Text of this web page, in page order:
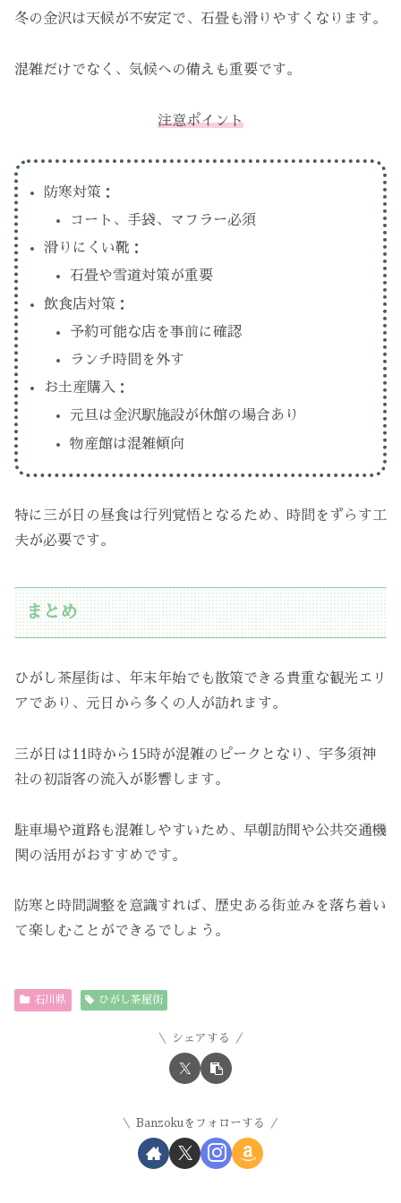
冬の金沢は天候が不安定で、石畳も滑りやすくなります。
混雑だけでなく、気候への備えも重要です。
注意ポイント
防寒対策：
コート、手袋、マフラー必須
滑りにくい靴：
石畳や雪道対策が重要
飲食店対策：
予約可能な店を事前に確認
ランチ時間を外す
お土産購入：
元旦は金沢駅施設が休館の場合あり
物産館は混雑傾向
特に三が日の昼食は行列覚悟となるため、時間をずらす工
夫が必要です。
まとめ
ひがし茶屋街は、年末年始でも散策できる貴重な観光エリ
アであり、元日から多くの人が訪れます。
三が日は11時から15時が混雑のピークとなり、宇多須神
社の初詣客の流入が影響します。
駐車場や道路も混雑しやすいため、早朝訪問や公共交通機
関の活用がおすすめです。
防寒と時間調整を意識すれば、歴史ある街並みを落ち着い
て楽しむことができるでしょう。
石川県 ひがし茶屋街
シェアする
Banzokuをフォローする